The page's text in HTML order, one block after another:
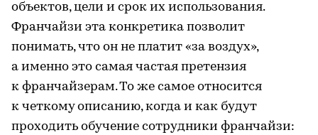
объектов, цели и срок их использования.
Франчайзи эта конкретика позволит
понимать, что он не платит «за воздух»,
а именно это самая частая претензия
к франчайзерам. То же самое относится
к четкому описанию, когда и как будут
проходить обучение сотрудники франчайзи: